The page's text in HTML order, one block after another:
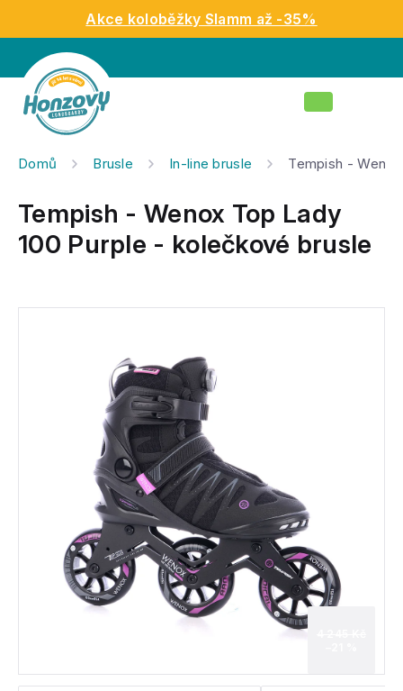
obsah
Akce koloběžky Slamm až -35%
Nákupní
Domů Brusle In-line brusle Tempish -
Tempish - Wenox Top Lady
100 Purple - kolečkové brusle